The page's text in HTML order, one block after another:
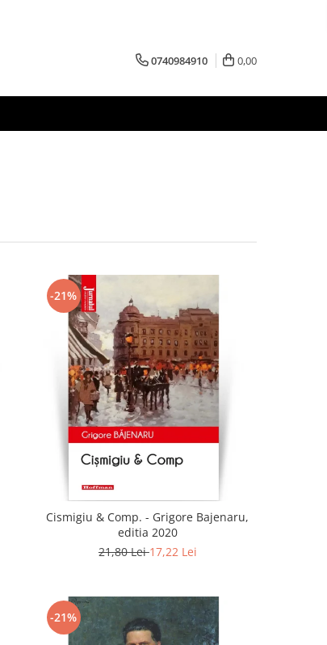
0740984910 0,00
-21%
Cismigiu & Comp. - Grigore Bajenaru,
editia 2020
21,80 Lei17,22 Lei
-21%